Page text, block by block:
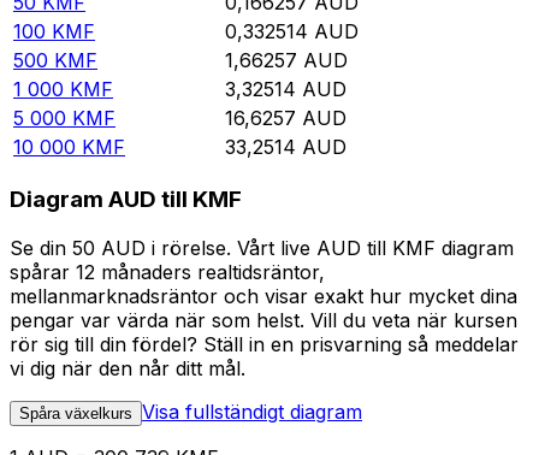
100 KMF 0,332514 AUD
500 KMF 1,66257 AUD
1 000 KMF 3,32514 AUD
5 000 KMF 16,6257 AUD
10 000 KMF 33,2514 AUD
Diagram AUD till KMF
Se din 50 AUD i rörelse. Vårt live AUD till KMF diagram
spårar 12 månaders realtidsräntor,
mellanmarknadsräntor och visar exakt hur mycket dina
pengar var värda när som helst. Vill du veta när kursen
rör sig till din fördel? Ställ in en prisvarning så meddelar
vi dig när den når ditt mål.
Spåra växelkurs Visa fullständigt diagram